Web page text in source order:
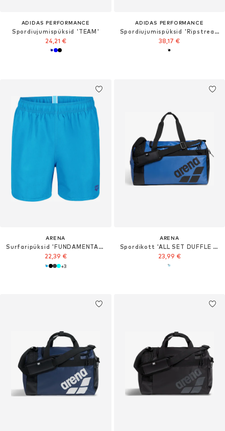
ADIDAS PERFORMANCE
Spordiujumispüksid 'TEAM'
24,21 €
ADIDAS PERFORMANCE
Spordiujumispüksid 'Ripstream'
38,17 €
ARENA
Surfaripüksid 'FUNDAMENTALS BOXER R'
22,39 €
+3
ARENA
Spordikott 'ALL SET DUFFLE 25L'
23,99 €